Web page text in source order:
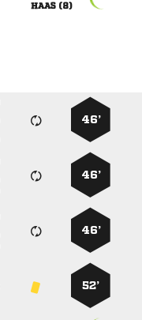
 
46’
46’
46’
52’